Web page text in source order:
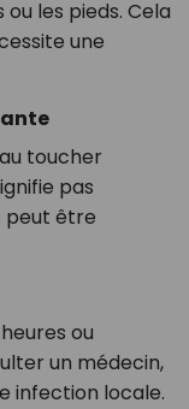
les pieds. Cela
une
toucher
pas
peut être
ou
un médecin,
infection locale.